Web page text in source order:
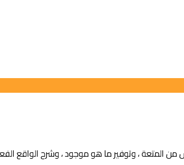
المتعة ، وتوفير ما هو موجود ، وشرح الواقع